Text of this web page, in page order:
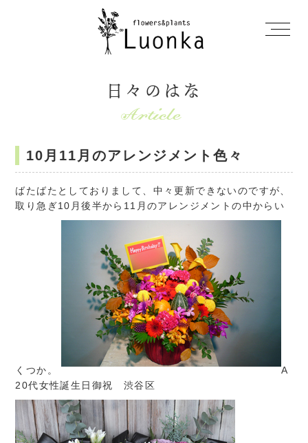
日々のはな
10月11月のアレンジメント色々
ばたばたとしておりまして、中々更新できないのですが、
取り急ぎ10月後半から11月のアレンジメントの中からい
くつか。
A
20代女性誕生日御祝 渋谷区